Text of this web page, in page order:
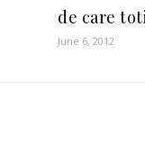
de care
June 6, 2012